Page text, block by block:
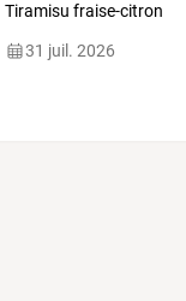
Tiramisu fraise-citron
31 juil. 2026